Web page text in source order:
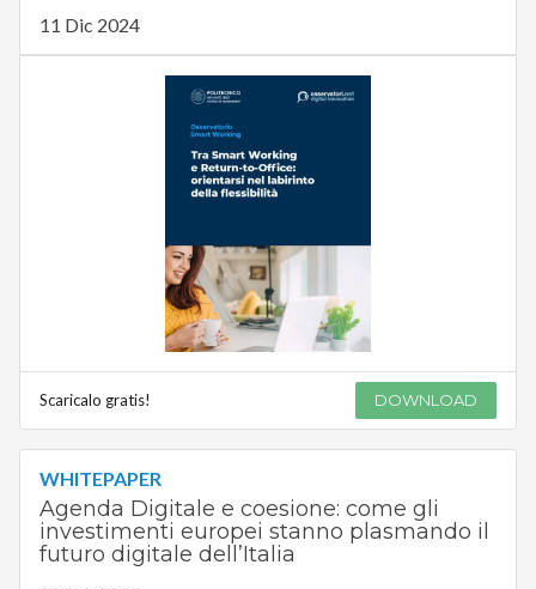
11 Dic 2024
Scaricalo gratis! DOWNLOAD
WHITEPAPER
Agenda Digitale e coesione: come gli
investimenti europei stanno plasmando il
futuro digitale dell’Italia